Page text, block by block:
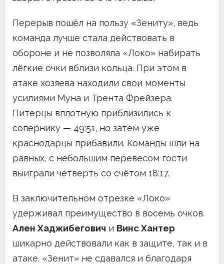
Перерыв пошёл на пользу «Зениту», ведь
команда лучше стала действовать в
обороне и не позволяла «Локо» набирать
лёгкие очки вблизи кольца. При этом в
атаке хозяева находили свои моменты
усилиями Муна и Трента Фрейзера.
Питерцы вплотную приблизились к
сопернику — 49:51, но затем уже
краснодарцы прибавили. Команды шли на
равных, с небольшим перевесом гости
выиграли четверть со счётом 18:17.
В заключительном отрезке «Локо»
удерживал преимущество в восемь очков.
Ален Хаджибегович и Винс Хантер
шикарно действовали как в защите, так и в
атаке. «Зенит» не сдавался и благодаря